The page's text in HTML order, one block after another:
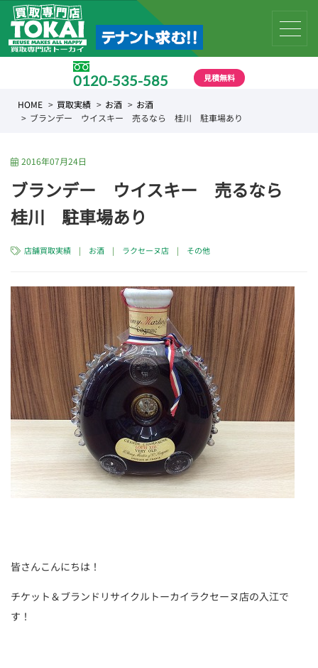
0120-535-585 見積無料
HOME 買取実績 お酒
お酒
ブランデー ウイスキー 売るなら 桂川 駐車場あり
2016年07月24日
ブランデー ウイスキー 売るなら
桂川 駐車場あり
店舗買取実績 | お酒 | ラクセーヌ店 | その他
皆さんこんにちは！
チケット＆ブランドリサイクルトーカイラクセーヌ店の入江で
す！